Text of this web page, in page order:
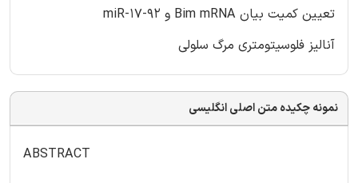
تعیین کمیت بیان Bim mRNA و miR-17-92
آنالیز فلوسیتومتری مرگ سلولی
نمونه چکیده متن اصلی انگلیسی
ABSTRACT